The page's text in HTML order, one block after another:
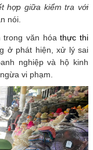
hợp giữa kiểm tra với
nói.
trong văn hóathực thi
ở phát hiện, xử lý sai
nghiệp và hộ kinh
vi phạm.